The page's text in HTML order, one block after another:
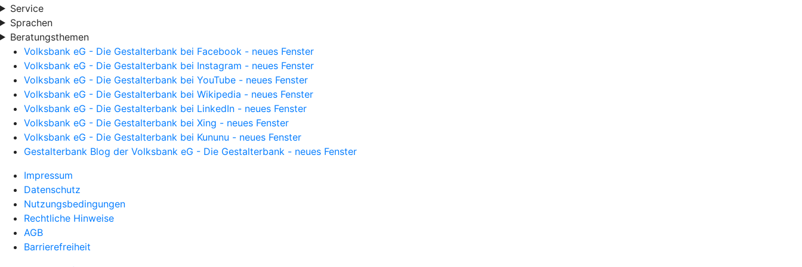
Service
Sprachen
Beratungsthemen
Volksbank eG - Die Gestalterbank bei Facebook - neues Fenster
Volksbank eG - Die Gestalterbank bei Instagram - neues Fenster
Volksbank eG - Die Gestalterbank bei YouTube - neues Fenster
Volksbank eG - Die Gestalterbank bei Wikipedia - neues Fenster
Volksbank eG - Die Gestalterbank bei LinkedIn - neues Fenster
Volksbank eG - Die Gestalterbank bei Xing - neues Fenster
Volksbank eG - Die Gestalterbank bei Kununu - neues Fenster
Gestalterbank Blog der Volksbank eG - Die Gestalterbank - neues Fenster
Impressum
Datenschutz
Nutzungsbedingungen
Rechtliche Hinweise
AGB
Barrierefreiheit